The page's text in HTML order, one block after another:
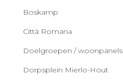
Boskamp
Città Romana
Doelgroepen / woonpanels
Dorpsplein Mierlo-Hout